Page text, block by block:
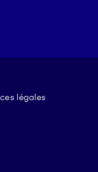
légales